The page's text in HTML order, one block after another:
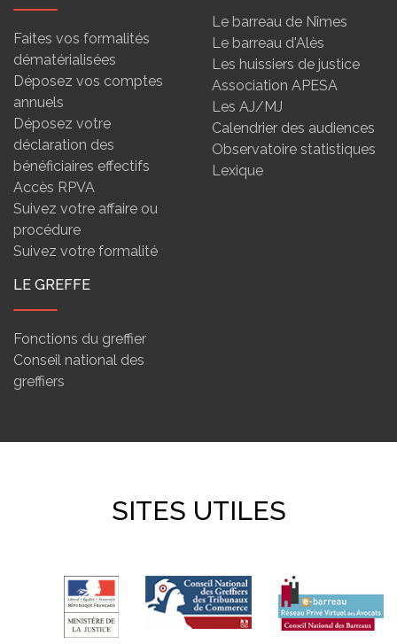
Faites vos formalités
dématérialisées
Déposez vos comptes
annuels
Déposez votre
déclaration des
bénéficiaires effectifs
Accès RPVA
Suivez votre affaire ou
procédure
Suivez votre formalité
Le barreau de Nîmes
Le barreau d'Alès
Les huissiers de justice
Association APESA
Les AJ/MJ
Calendrier des audiences
Observatoire statistiques
Lexique
LE GREFFE
Fonctions du greffier
Conseil national des
greffiers
SITES UTILES